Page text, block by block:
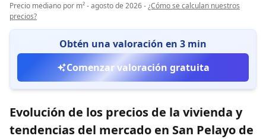
Precio mediano por m² - agosto de 2026-¿Cómo se calculan nuestros
precios?
Obtén una valoración en 3 min
Comenzar valoración gratuita
Evolución de los precios de la vivienda y
tendencias del mercado en San Pelayo de